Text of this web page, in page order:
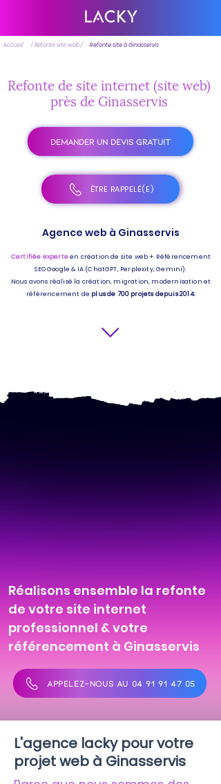
Accueil / Refonte site web / Refonte site à Ginasservis
Refonte de site internet (site web)
près de Ginasservis
DEMANDER UN DEVIS GRATUIT
ÊTRE RAPPELÉ(E)
Agence web à Ginasservis
Certifiée experteen création de site web + Référencement
SEO Google & IA (ChatGPT, Perplexity, Gemini).
Nous avons réalisé la création, migration, modernisation et
référencement de plus de 700 projets depuis 2014.
Réalisons ensemble la refonte
de votre site internet
professionnel & votre
référencement à Ginasservis
APPELEZ-NOUS AU 04 91 91 47 05
L'agence lacky pour votre
projet web à Ginasservis